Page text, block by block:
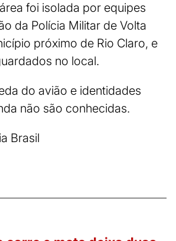
foi isolada por equipes
da Polícia Militar de Volta
próximo de Rio Claro, e
no local.
do avião e identidades
não são conhecidas.
Brasil